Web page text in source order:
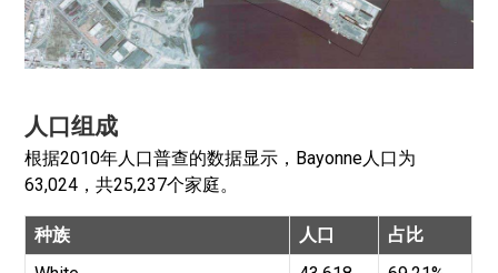
人口组成
根据2010年人口普查的数据显示，Bayonne人口为
63,024，共25,237个家庭。
种族 人口
占比